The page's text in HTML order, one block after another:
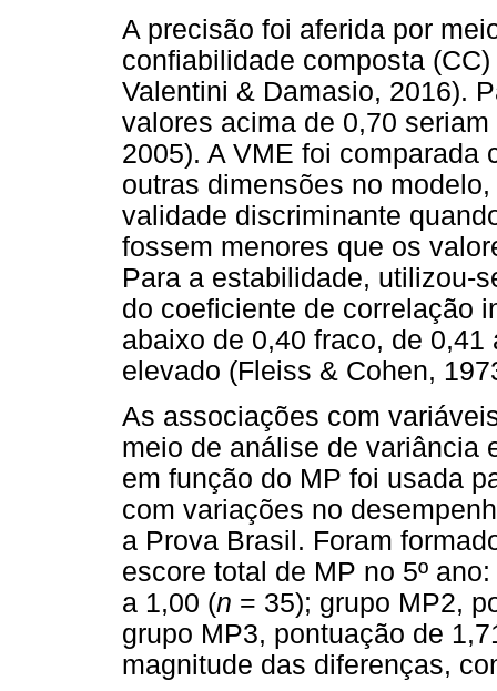
A precisão foi aferida por
confiabilidade composta
Valentini & Damasio, 2016).
valores acima de 0,70
2005). A VME foi comparada
outras dimensões no
validade discriminante
fossem menores que os
Para a estabilidade, utilizou-
do coeficiente de correlação
abaixo de 0,40 fraco, de
elevado (Fleiss & Cohen,
As associações com
meio de análise de variância
em função do MP foi usada
com variações no
a Prova Brasil. Foram
escore total de MP no 5º
a 1,00 (n = 35); grupo MP2,
grupo MP3, pontuação de
magnitude das diferenças,